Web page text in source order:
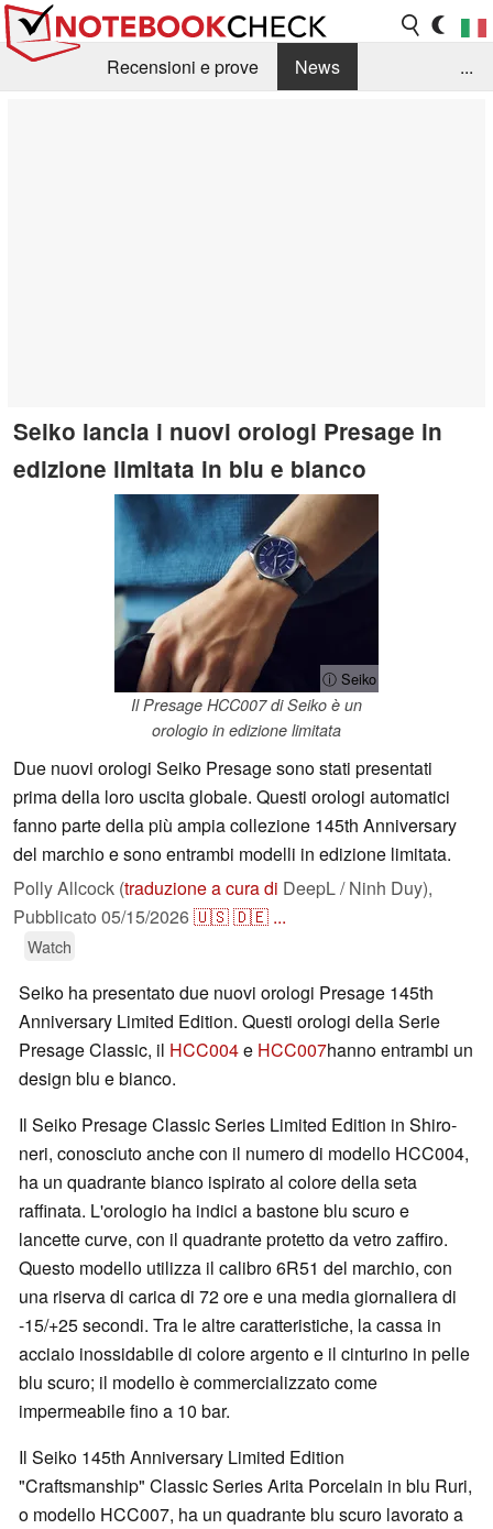
Recensioni e prove
News
...
Seiko lancia i nuovi orologi Presage in
edizione limitata in blu e bianco
ⓘ Seiko
Il Presage HCC007 di Seiko è un
orologio in edizione limitata
Due nuovi orologi Seiko Presage sono stati presentati
prima della loro uscita globale. Questi orologi automatici
fanno parte della più ampia collezione 145th Anniversary
del marchio e sono entrambi modelli in edizione limitata.
Polly Allcock (traduzione a cura di DeepL / Ninh Duy),
Pubblicato 05/15/2026🇺🇸🇩🇪 ...
Watch
Seiko ha presentato due nuovi orologi Presage 145th
Anniversary Limited Edition. Questi orologi della Serie
Presage Classic, il HCC004e HCC007hanno entrambi un
design blu e bianco.
Il Seiko Presage Classic Series Limited Edition in Shiro-
neri, conosciuto anche con il numero di modello HCC004,
ha un quadrante bianco ispirato al colore della seta
raffinata. L'orologio ha indici a bastone blu scuro e
lancette curve, con il quadrante protetto da vetro zaffiro.
Questo modello utilizza il calibro 6R51 del marchio, con
una riserva di carica di 72 ore e una media giornaliera di
-15/+25 secondi. Tra le altre caratteristiche, la cassa in
acciaio inossidabile di colore argento e il cinturino in pelle
blu scuro; il modello è commercializzato come
impermeabile fino a 10 bar.
Il Seiko 145th Anniversary Limited Edition
"Craftsmanship" Classic Series Arita Porcelain in blu Ruri,
o modello HCC007, ha un quadrante blu scuro lavorato a